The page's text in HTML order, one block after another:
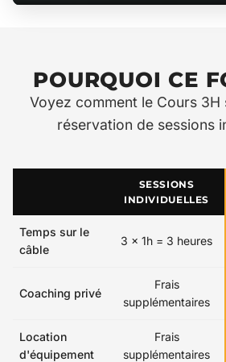
POURQUOI CE
Voyez comment le Cours 3H
réservation de sessions
SESSIONS
INDIVIDUELLES
Temps sur le
câble
3 x 1h = 3 heures
Coaching privé
Frais
supplémentaires
Location
d'équipement
Frais
supplémentaires